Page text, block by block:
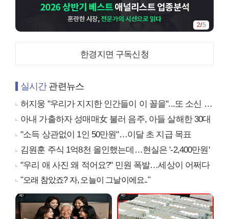
2/5
한경지면 구독신청
실시간관련뉴스
허지웅 "우리가 지지한 인간들이 이 꼴을"...또 소신 발언
아내 가출하자 성매매女 불러 음주, 아들 살해한 30대
"소득 상관없이 1인 50만원"…이달 초 지급 목표
김원훈 주식 1억8천 올인했는데…현실은 '-2,400만원'
"우리 애 사진 왜 적어요?" 민원 폭발…세상이 어쩌다
"오래 참았죠? 자, 오늘이 그날이에요.."